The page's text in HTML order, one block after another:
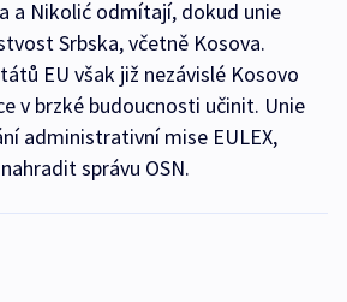
a Nikolić odmítají, dokud unie
Srbska, včetně Kosova.
EU však již nezávislé Kosovo
v brzké budoucnosti učinit. Unie
administrativní mise EULEX,
správu OSN.